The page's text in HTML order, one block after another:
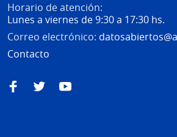
Horario de atención:
Lunes a viernes de 9:30 a 17:30 hs.
Correo electrónico:
Contacto
FacebookTwitterYouTube